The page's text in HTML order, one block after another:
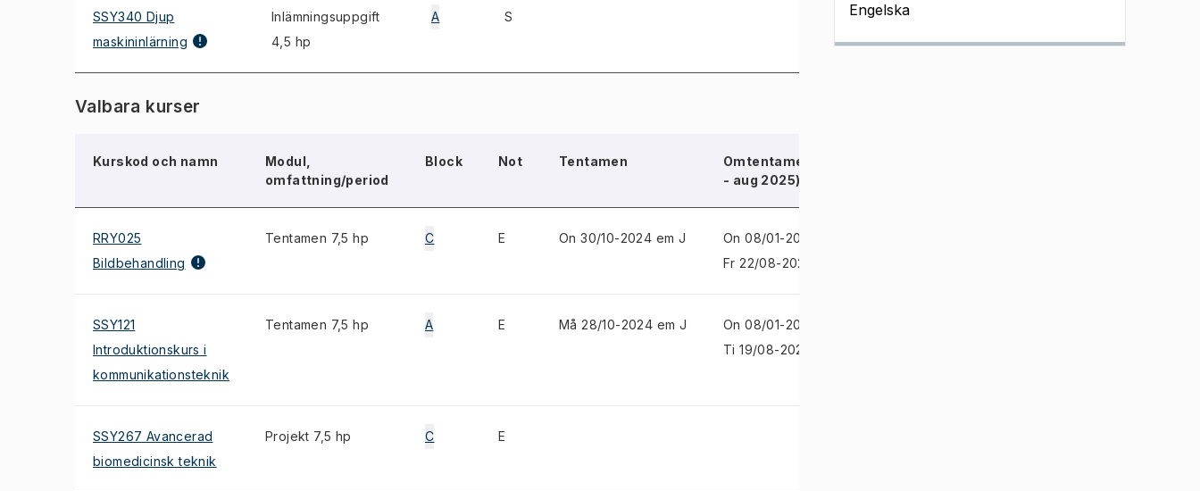
SSY340 Djup
maskininlärning
Inlämningsuppgift
4,5 hp
A S
Valbara kurser
Kurskod och namn
Modul,
omfattning/period
Block Not Tentamen
Omtentamen (okt 2024
- aug 2025)
RRY025
Bildbehandling
Tentamen 7,5 hp C E On 30/10-2024 em J
On 08/01-2025 em J
Fr 22/08-2025 em J
SSY121
Introduktionskurs i
kommunikationsteknik
Tentamen 7,5 hp A E Må 28/10-2024 em J
On 08/01-2025 fm J
Ti 19/08-2025 fm J
SSY267 Avancerad
biomedicinsk teknik
Projekt 7,5 hp C E
Engelska